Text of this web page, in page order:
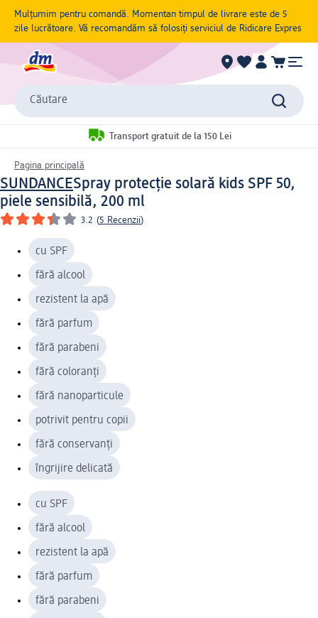
Mulțumim pentru comandă. Momentan timpul de livrare este de 5
zile lucrătoare. Vă recomandăm să folosiți serviciul de Ridicare Expres
Căutare
Transport gratuit de la 150 Lei
Pagina principală
SUNDANCESpray protecție solară kids SPF 50,
piele sensibilă, 200 ml
3.2 (5 Recenzii)
cu SPF
fără alcool
rezistent la apă
fără parfum
fără parabeni
fără coloranți
fără nanoparticule
potrivit pentru copii
fără conservanți
îngrijire delicată
cu SPF
fără alcool
rezistent la apă
fără parfum
fără parabeni